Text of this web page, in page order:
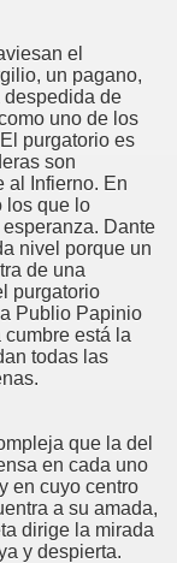
el
un pagano,
despedida de
uno de los
purgatorio es
son
al Infierno. En
los que lo
Dante
nivel porque un
de una
purgatorio
Publio Papinio
cumbre está la
todas las
que la del
en cada uno
en cuyo centro
a su amada,
dirige la mirada
y despierta.